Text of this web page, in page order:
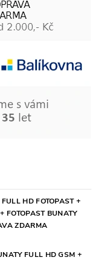
HD FOTOPAST +
FOTOPAST BUNATY
ZDARMA
FULL HD GSM +